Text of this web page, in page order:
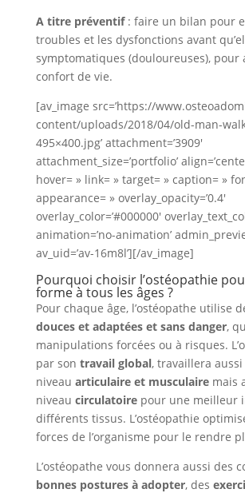
A titre préventif: faire un bilan pour
troubles et les dysfonctions avant
symptomatiques (douloureuses), pour
confort de vie.
[av_image src=’https://
content/uploads/2018/04/old-man-
495×400.jpg’ attachment=’3909′
attachment_size=’portfolio’
hover= » link= » target= » caption= »
appearance= » overlay_opacity=’0.4′
overlay_color=’#000000′
animation=’no-animation’
av_uid=’av-16m8l’][/av_image]
Pourquoi choisir l’ostéopathie
forme à tous les âges ?
Pour chaque âge, l’ostéopathe utilise
douces et adaptées et sans danger,
manipulations forcées ou à risques.
par son travail global, travaillera
niveau articulaire et musculairemais
niveau circulatoirepour une meilleur
différents tissus. L’ostéopathie
forces de l’organisme pour le rendre
L’ostéopathe vous donnera aussi des
bonnes postures à adopter, des